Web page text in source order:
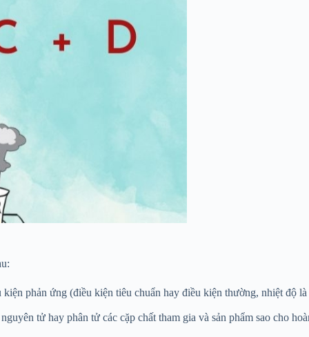
phản ứng (điều kiện tiêu chuẩn hay điều kiện thường, nhiệt độ
tử hay phân tử các cặp chất tham gia và sản phẩm sao cho